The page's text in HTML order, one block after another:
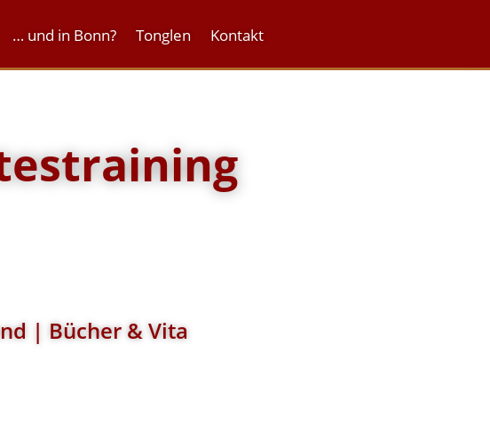
… und in Bonn? Tonglen Kontakt
| Bücher & Vita